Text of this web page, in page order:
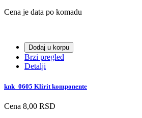
Cena je data po komadu
Dodaj u korpu
Brzi pregled
Detalji
knk_0605 Klirit komponente
Cena 8,00 RSD